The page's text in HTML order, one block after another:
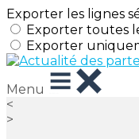
Exporter les lignes
Exporter toutes
Exporter
Menu
<
>